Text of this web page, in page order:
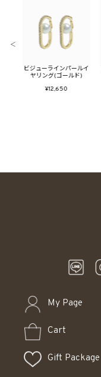
ビジューラインパールイ
ヤリング(ゴールド)
¥12,650
＜
My Page
Cart
Gift Package